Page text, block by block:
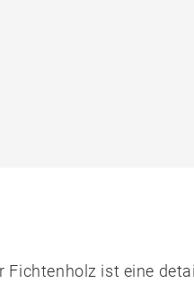
Fichtenholz ist eine